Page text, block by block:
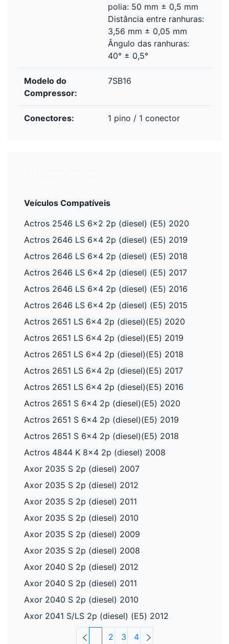
polia: 50 mm ± 0,5 mm
Distância entre ranhuras:
3,56 mm ± 0,05 mm
Ângulo das ranhuras:
40° ± 0,5°
Modelo do
Compressor:
7SB16
Conectores: 1 pino / 1 conector
Veículos Compatíveis
Actros 2546 LS 6x2 2p (diesel) (E5) 2020
Actros 2646 LS 6x4 2p (diesel) (E5) 2019
Actros 2646 LS 6x4 2p (diesel) (E5) 2018
Actros 2646 LS 6x4 2p (diesel) (E5) 2017
Actros 2646 LS 6x4 2p (diesel) (E5) 2016
Actros 2646 LS 6x4 2p (diesel) (E5) 2015
Actros 2651 LS 6x4 2p (diesel)(E5) 2020
Actros 2651 LS 6x4 2p (diesel)(E5) 2019
Actros 2651 LS 6x4 2p (diesel)(E5) 2018
Actros 2651 LS 6x4 2p (diesel)(E5) 2017
Actros 2651 LS 6x4 2p (diesel)(E5) 2016
Actros 2651 S 6x4 2p (diesel)(E5) 2020
Actros 2651 S 6x4 2p (diesel)(E5) 2019
Actros 2651 S 6x4 2p (diesel)(E5) 2018
Actros 4844 K 8x4 2p (diesel) 2008
Axor 2035 S 2p (diesel) 2007
Axor 2035 S 2p (diesel) 2012
Axor 2035 S 2p (diesel) 2011
Axor 2035 S 2p (diesel) 2010
Axor 2035 S 2p (diesel) 2009
Axor 2035 S 2p (diesel) 2008
Axor 2040 S 2p (diesel) 2012
Axor 2040 S 2p (diesel) 2011
Axor 2040 S 2p (diesel) 2010
Axor 2041 S/LS 2p (diesel) (E5) 2012
2 3 4